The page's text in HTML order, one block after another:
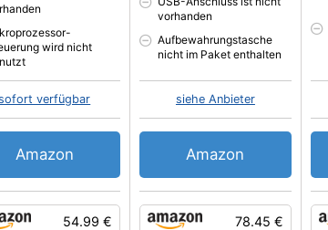
54.99 €
wird nicht
verfügbar
Amazon
78.45 €
vorhanden
Aufbewahrungstasche
nicht im Paket enthalten
siehe Anbieter
Amazon